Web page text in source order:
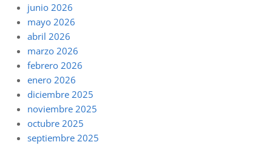
junio 2026
mayo 2026
abril 2026
marzo 2026
febrero 2026
enero 2026
diciembre 2025
noviembre 2025
octubre 2025
septiembre 2025